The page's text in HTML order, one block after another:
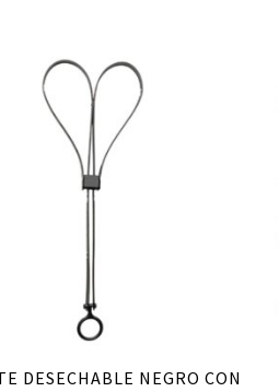
DESECHABLE NEGRO CON
Añadir al carrito